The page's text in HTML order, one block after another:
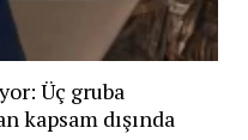
Üç gruba
kapsam dışında